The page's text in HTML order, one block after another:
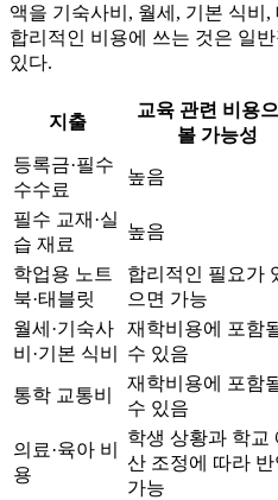
액을 기숙사비, 월세, 기본 식비
합리적인 비용에 쓰는 것은 일
있다.
지출
교육 관련 비용
볼 가능성
등록금·필수
수수료
높음
필수 교재·실
습 재료
높음
학업용 노트
북·태블릿
합리적인 필요가
으면 가능
월세·기숙사
비·기본 식비
재학비용에 포함
수 있음
통학 교통비
재학비용에 포함
수 있음
의료·육아 비
용
학생 상황과 학교
산 조정에 따라 반
가능